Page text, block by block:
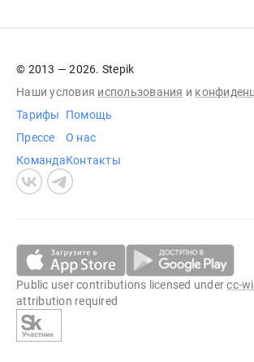
© 2013 — 2026. Stepik
Наши условия использования и
Тарифы
Прессе
Команда
Помощь
О нас
Контакты
Public user contributions licensed undercc-
attribution required